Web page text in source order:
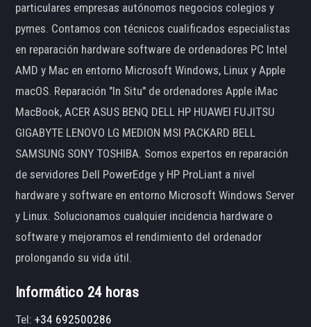
particulares empresas autónomos negocios colegios y
pymes. Contamos con técnicos cualificados especialistas
en reparación hardware software de ordenadores PC Intel
AMD y Mac en entorno Microsoft Windows, Linux y Apple
macOS. Reparación "In Situ" de ordenadores Apple iMac
MacBook, ACER ASUS BENQ DELL HP HUAWEI FUJITSU
GIGABYTE LENOVO LG MEDION MSI PACKARD BELL
SAMSUNG SONY TOSHIBA. Somos expertos en reparación
de servidores Dell PowerEdge y HP ProLiant a nivel
hardware y software en entorno Microsoft Windows Server
y Linux. Solucionamos cualquier incidencia hardware o
software y mejoramos el rendimiento del ordenador
prolongando su vida útil.
Informático 24 horas
Tel:+34 692500286